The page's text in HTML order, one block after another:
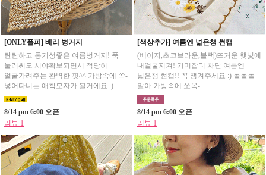
[ONLY플피] 베리 벙거지
탄탄하고 통기성좋은 여름벙거지! 푹
눌러써도 시야확보되면서 적당히
얼굴가려주는 완벽한 핏^^ 가방속에 쏙-
넣어다니는 애착모자가 될거에요 :)
8/14 pm 6:00 오픈
리뷰 1
[색상추가] 여름엔 넓은챙 썬캡
(베이지,초코브라운,블랙)뜨거운 햇빛에
내얼굴지켜! 기미잡티 차단 여름엔
넓은챙 썬캡!! 꼭 챙겨주세요 :) 돌돌돌
말아 가방속에 쏘옥-
8/14 pm 6:00 오픈
리뷰 1